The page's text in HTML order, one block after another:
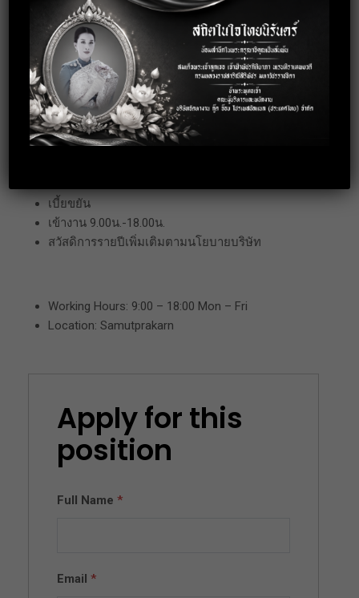
14.Recommend,
design, and implement strategies.
Benefits
หยุดงานเสาร์-อาทิตย์
ประกันสังคม
เบี้ยขยัน
เข้างาน 9.00น.-18.00น.
สวัสดิการรายปีเพิ่มเติมตามนโยบายบริษัท
Working Hours: 9:00 – 18:00 Mon – Fri
Location: Samutprakarn
Apply for this
position
Full Name *
Email *